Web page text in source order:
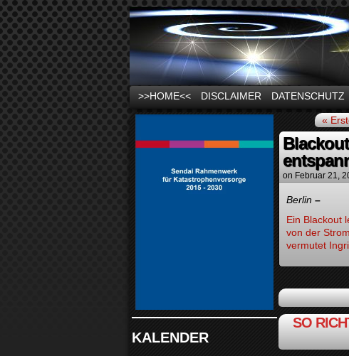
News und Infos zum
>>HOME<< DISCLAIMER DATENSCHUTZ
KALENDER
«
on Februar 21,
Berlin –
Ein Blackout
von der
vermutet
SO